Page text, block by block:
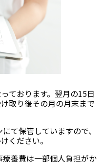
ております。翌月の15日
取り後その月の月末まで
て保管していますので、
ください。
養費は一部個人負担がか